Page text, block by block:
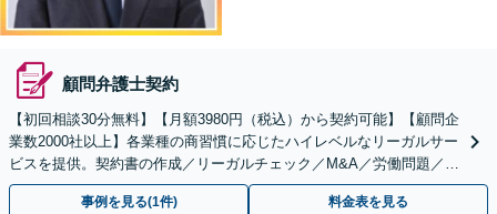
顧問弁護士契約
【初回相談30分無料】【月額3980円（税込）から契約可能】【顧問企
業数2000社以上】各業種の商習慣に応じたハイレベルなリーガルサー
ビスを提供。契約書の作成／リーガルチェック／M&A／労働問題／知
的財産等、お任せください【他士業連携可能】
事例を見る(1件) 料金表を見る